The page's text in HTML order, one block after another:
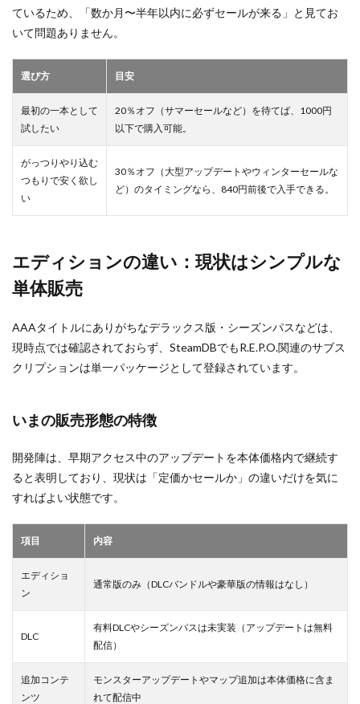
ているため、「数か月〜半年以内に必ずセールが来る」と見てお
いて問題ありません。
選び方 目安
最初の一本として
試したい
20％オフ（サマーセールなど）を待てば、1000円
以下で購入可能。
がっつりやり込む
つもりで安く欲し
い
30％オフ（大型アップデートやウィンターセールな
ど）のタイミングなら、840円前後で入手できる。
エディションの違い：現状はシンプルな
単体販売
AAAタイトルにありがちなデラックス版・シーズンパスなどは、
現時点では確認されておらず、SteamDBでもR.E.P.O.関連のサブス
クリプションは単一パッケージとして登録されています。
いまの販売形態の特徴
開発陣は、早期アクセス中のアップデートを本体価格内で継続す
ると表明しており、現状は「定価かセールか」の違いだけを気に
すればよい状態です。
項目 内容
エディショ
ン
通常版のみ（DLCバンドルや豪華版の情報はなし）
DLC
有料DLCやシーズンパスは未実装（アップデートは無料
配信）
追加コンテ
ンツ
モンスターアップデートやマップ追加は本体価格に含ま
れて配信中